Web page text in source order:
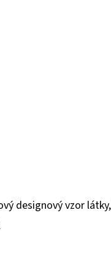
designový vzor